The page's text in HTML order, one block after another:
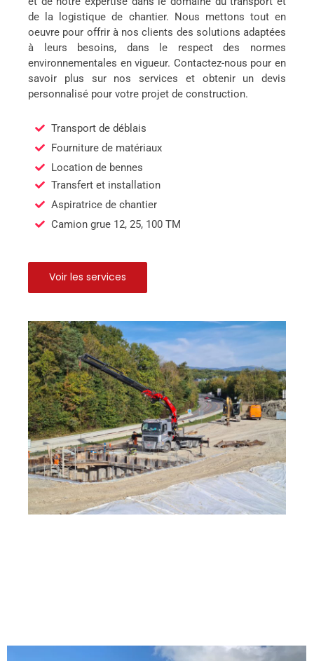
de la logistique de chantier. Nous mettons tout en
oeuvre pour offrir à nos clients des solutions adaptées
à leurs besoins, dans le respect des normes
environnementales en vigueur. Contactez-nous pour en
savoir plus sur nos services et obtenir un devis
personnalisé pour votre projet de construction.
Transport de déblais
Fourniture de matériaux
Location de bennes
Transfert et installation
Aspiratrice de chantier
Camion grue 12, 25, 100 TM
Voir les services